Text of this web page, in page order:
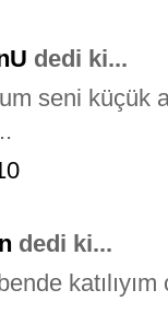
dedi ki...
seni küçük
dedi ki...